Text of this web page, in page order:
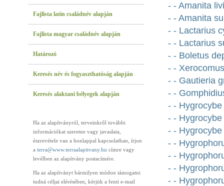
Fajlista latin családnév alapján
Fajlista magyar családnév alapján
Határozó
Keresés név és fogyaszthatóság alapján
Keresés alaktani bélyegek alapján
Ha az alapítványról, terveinkről további
információkat szeretne vagy javaslata,
észrevétele van a honlappal kapcsolatban, írjon
a terra@www.terraalapitvany.hu címre vagy
levélben az alapítvány postacímére.
Ha az alapítványt bármilyen módon támogatni
tudná céljai elérésében, kérjük a fenti e-mail
- - Amanita
- - Amanita
- - Lactarius
- - Lactarius
- - Boletus
- -
- - Gautieria
- -
- -
- -
- -
- -
- -
- -
- -